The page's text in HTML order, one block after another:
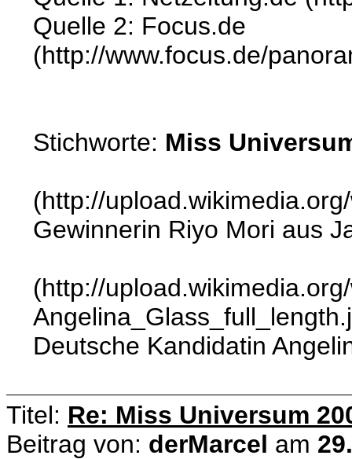
Quelle 2: Focus.de
(http://www.focus.de/
Stichworte: Miss
(http://
Gewinnerin Riyo Mori aus
(http://
Deutsche Kandidatin
Titel: Re: Miss Universum
Beitrag von: derMarcel am